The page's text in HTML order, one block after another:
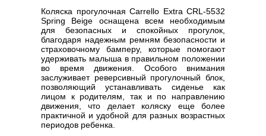
Коляска прогулочная Carrello Extra CRL-5532
Spring Beige оснащена всем необходимым
для безопасных и спокойных прогулок,
благодаря надежным ремням безопасности и
страховочному бамперу, которые помогают
удерживать малыша в правильном положении
во время движения. Особого внимания
заслуживает реверсивный прогулочный блок,
позволяющий устанавливать сиденье как
лицом к родителям, так и по направлению
движения, что делает коляску еще более
практичной и удобной для разных возрастных
периодов ребенка.